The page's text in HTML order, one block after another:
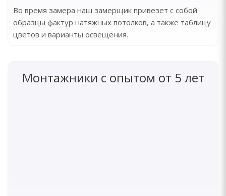
Во время замера наш замерщик привезет с собой
образцы фактур натяжных потолков, а также таблицу
цветов и варианты освещения.
Монтажники с опытом от 5 лет